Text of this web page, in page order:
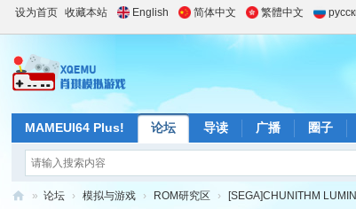
设为首页 收藏本站 English 简体中文 繁體中文
MAMEUI64 Plus! 论坛 导读 广播 圈子
» 论坛 › 模拟与游戏 › ROM研究区 › [SEGA]CHUNITHM